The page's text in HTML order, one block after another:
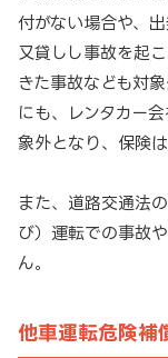
付がない場合や、
又貸しし事故を起
きた事故なども対
にも、レンタカー
象外となり、保険は
また、道路交通法
び）運転での事故
ん。
他車運転危険補